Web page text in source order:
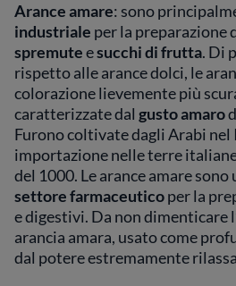
Arance amare: sono
industriale per la preparazione
spremuteesucchi di frutta. Di
rispetto alle arance dolci, le
colorazione lievemente più
caratterizzate dal gusto amaro
Furono coltivate dagli Arabi nel
importazione nelle terre
del 1000. Le arance amare sono
settore farmaceuticoper la
e digestivi. Da non dimenticare
arancia amara, usato come
dal potere estremamente